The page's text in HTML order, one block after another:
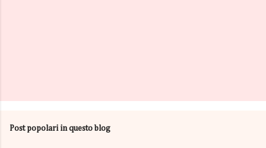
Post popolari in questo blog